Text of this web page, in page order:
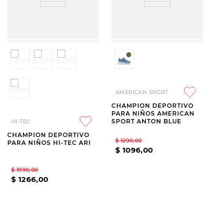
HI-TEC
CHAMPION DEPORTIVO
PARA NIÑOS HI-TEC ARI
$ 1990,00
$ 1266,00
AMERICAN SPORT
CHAMPION DEPORTIVO
PARA NIÑOS AMERICAN
SPORT ANTON BLUE
$ 1290,00
$ 1096,00